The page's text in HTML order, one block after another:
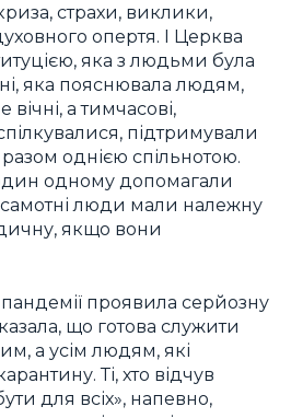
страхи, виклики,
опертя. І Церква
яка з людьми була
яка пояснювала людям,
а тимчасові,
підтримували
однією спільнотою.
одному допомагали
самотні люди мали належну
якщо вони
проявила серйозну
що готова служити
а усім людям, які
Ті, хто відчув
для всіх», напевно,